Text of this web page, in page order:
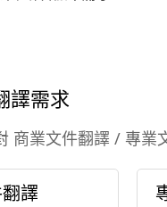
譯需求
商業文件翻譯 / 專業
譯